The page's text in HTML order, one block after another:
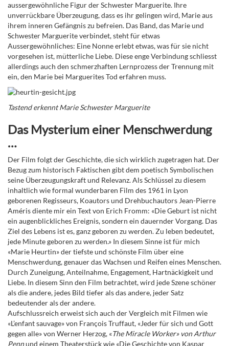
aussergewöhnliche Figur der Schwester Marguerite. Ihre
unverrückbare Überzeugung, dass es ihr gelingen wird, Marie aus
ihrem inneren Gefängnis zu befreien. Das Band, das Marie und
Schwester Marguerite verbindet, steht für etwas
Aussergewöhnliches: Eine Nonne erlebt etwas, was für sie nicht
vorgesehen ist, mütterliche Liebe. Diese enge Verbindung schliesst
allerdings auch den schmerzhaften Lernprozess der Trennung mit
ein, den Marie bei Marguerites Tod erfahren muss.
Tastend erkennt Marie Schwester Marguerite
Das Mysterium einer Menschwerdung
…
Der Film folgt der Geschichte, die sich wirklich zugetragen hat. Der
Bezug zum historisch Faktischen gibt dem poetisch Symbolischen
seine Überzeugungskraft und Relevanz. Als Schlüssel zu diesem
inhaltlich wie formal wunderbaren Film des 1961 in Lyon
geborenen Regisseurs, Koautors und Drehbuchautors Jean-Pierre
Améris diente mir ein Text von Erich Fromm: «Die Geburt ist nicht
ein augenblickliches Ereignis, sondern ein dauernder Vorgang. Das
Ziel des Lebens ist es, ganz geboren zu werden. Zu leben bedeutet,
jede Minute geboren zu werden.» In diesem Sinne ist für mich
«Marie Heurtin» der tiefste und schönste Film über eine
Menschwerdung, genauer das Wachsen und Reifen eines Menschen.
Durch Zuneigung, Anteilnahme, Engagement, Hartnäckigkeit und
Liebe. In diesem Sinn den Film betrachtet, wird jede Szene schöner
als die andere, jedes Bild tiefer als das andere, jeder Satz
bedeutender als der andere.
Aufschlussreich erweist sich auch der Vergleich mit Filmen wie
«L’enfant sauvage» von François Truffaut, «Jeder für sich und Gott
gegen alle» von Werner Herzog, «The Miracle Worker» von Arthur
Pennund einem Theaterstück wie «Die Geschichte von Kaspar